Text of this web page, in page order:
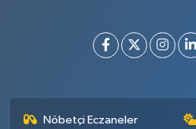
Nöbetçi Eczaneler